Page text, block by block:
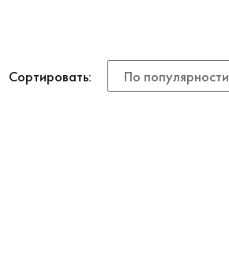
Сортировать: По популярности